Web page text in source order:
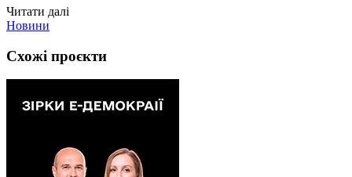
Читати далі
Новини
Схожі проєкти